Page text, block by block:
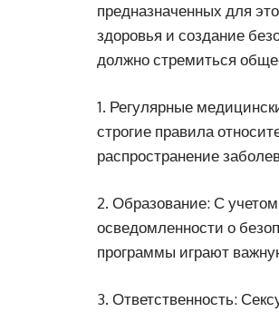
предназначенных для
здоровья и создание
должно стремиться
1. Регулярные
строгие правила
распространение
2. Образование: С
осведомленности о
программы играют
3. Ответственность: